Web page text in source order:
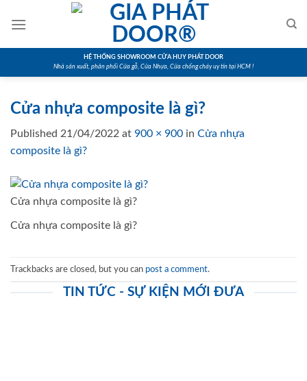
HỆ THỐNG SHOWROOM CỬA HUY PHÁT DOOR
Nhà sản xuất, phân phối Cửa gỗ, Cửa Nhựa, Cửa chống cháy uy tín tại HCM !
Cửa nhựa composite là gì?
Published 21/04/2022 at 900 × 900 in Cửa nhựa
composite là gì?
Cửa nhựa composite là gì?
Cửa nhựa composite là gì?
Trackbacks are closed, but you can post a comment.
TIN TỨC - SỰ KIỆN MỚI ĐƯA